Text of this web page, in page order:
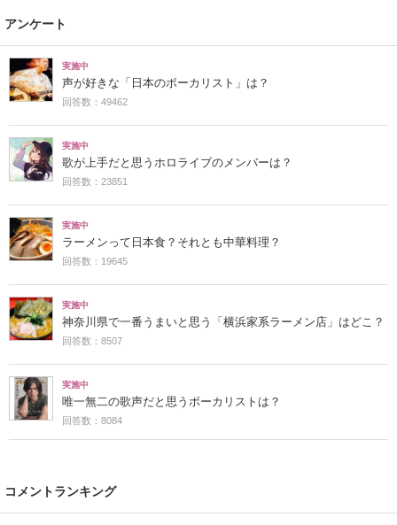
アンケート
実施中
声が好きな「日本のボーカリスト」は？
回答数：49462
実施中
歌が上手だと思うホロライブのメンバーは？
回答数：23851
実施中
ラーメンって日本食？それとも中華料理？
回答数：19645
実施中
神奈川県で一番うまいと思う「横浜家系ラーメン店」はどこ？
回答数：8507
実施中
唯一無二の歌声だと思うボーカリストは？
回答数：8084
コメントランキング